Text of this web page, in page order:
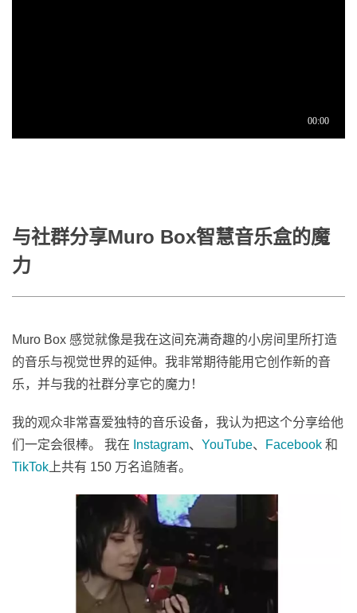
与社群分享Muro Box智慧音乐盒的魔
力
Muro Box 感觉就像是我在这间充满奇趣的小房间里所打造
的音乐与视觉世界的延伸。我非常期待能用它创作新的音
乐，并与我的社群分享它的魔力！
我的观众非常喜爱独特的音乐设备，我认为把这个分享给他
们一定会很棒。 我在 Instagram、 YouTube、 Facebook 和
TikTok 上共有 150 万名追随者。